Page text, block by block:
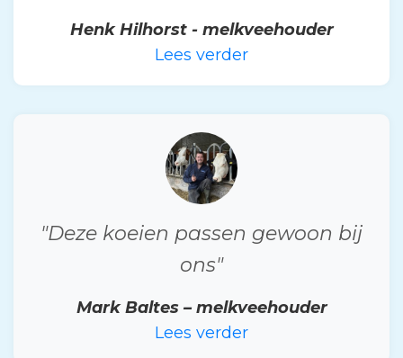
Henk Hilhorst - melkveehouder
Lees verder
"Deze koeien passen gewoon bij
ons"
Mark Baltes – melkveehouder
Lees verder